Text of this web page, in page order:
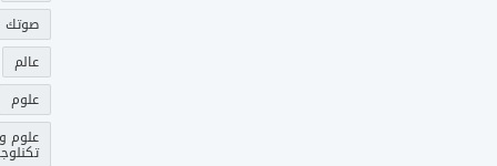
عالم
علوم
علوم و